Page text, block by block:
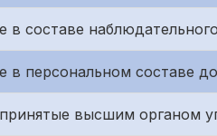
в составе
в персональном составе
высшим органом